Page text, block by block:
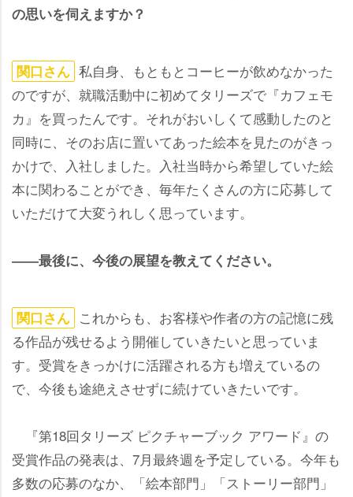
の思いを伺えますか？
関口さん 私自身、もともとコーヒーが飲めなかった
のですが、就職活動中に初めてタリーズで『カフェモ
カ』を買ったんです。それがおいしくて感動したのと
同時に、そのお店に置いてあった絵本を見たのがきっ
かけで、入社しました。入社当時から希望していた絵
本に関わることができ、毎年たくさんの方に応募して
いただけて大変うれしく思っています。
――最後に、今後の展望を教えてください。
関口さん これからも、お客様や作者の方の記憶に残
る作品が残せるよう開催していきたいと思っていま
す。受賞をきっかけに活躍される方も増えているの
で、今後も途絶えさせずに続けていきたいです。
『第18回タリーズ ピクチャーブック アワード』の
受賞作品の発表は、7月最終週を予定している。今年も
多数の応募のなか、「絵本部門」「ストーリー部門」